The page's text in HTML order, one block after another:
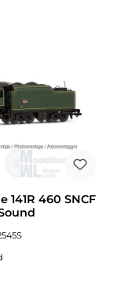
141R 460 SNCF